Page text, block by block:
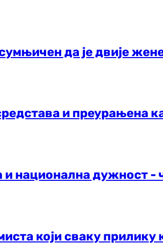
да је двије
и
национална дужност -
који сваку